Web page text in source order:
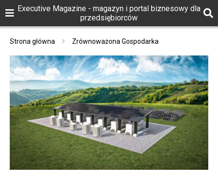
Executive Magazine - magazyn i portal biznesowy dla
przedsiębiorców
Strona główna Zrównoważona Gospodarka